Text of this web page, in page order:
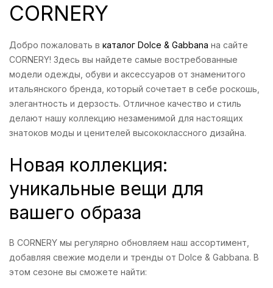
CORNERY
Добро пожаловать в каталог Dolce & Gabbana на сайте
CORNERY! Здесь вы найдете самые востребованные
модели одежды, обуви и аксессуаров от знаменитого
итальянского бренда, который сочетает в себе роскошь,
элегантность и дерзость. Отличное качество и стиль
делают нашу коллекцию незаменимой для настоящих
знатоков моды и ценителей высококлассного дизайна.
Новая коллекция:
уникальные вещи для
вашего образа
В CORNERY мы регулярно обновляем наш ассортимент,
добавляя свежие модели и тренды от Dolce & Gabbana. В
этом сезоне вы сможете найти: